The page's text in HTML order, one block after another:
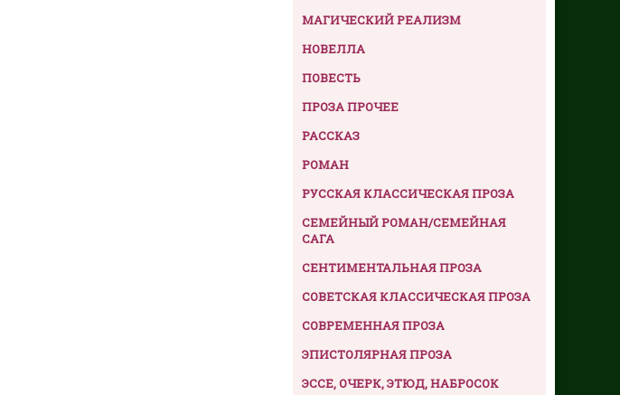
МАГИЧЕСКИЙ РЕАЛИЗМ
НОВЕЛЛА
ПОВЕСТЬ
ПРОЗА ПРОЧЕЕ
РАССКАЗ
РОМАН
РУССКАЯ КЛАССИЧЕСКАЯ ПРОЗА
СЕМЕЙНЫЙ РОМАН/СЕМЕЙНАЯ
САГА
СЕНТИМЕНТАЛЬНАЯ ПРОЗА
СОВЕТСКАЯ КЛАССИЧЕСКАЯ ПРОЗА
СОВРЕМЕННАЯ ПРОЗА
ЭПИСТОЛЯРНАЯ ПРОЗА
ЭССЕ, ОЧЕРК, ЭТЮД, НАБРОСОК